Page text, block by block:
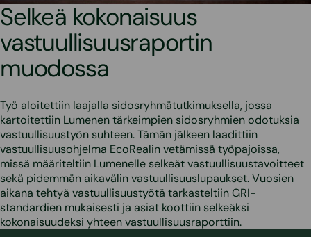
Selkeä kokonaisuus
vastuullisuusraportin
muodossa
Työ aloitettiin laajalla sidosryhmätutkimuksella, jossa
kartoitettiin Lumenen tärkeimpien sidosryhmien odotuksia
vastuullisuustyön suhteen. Tämän jälkeen laadittiin
vastuullisuusohjelma EcoRealin vetämissä työpajoissa,
missä määriteltiin Lumenelle selkeät vastuullisuustavoitteet
sekä pidemmän aikavälin vastuullisuuslupaukset. Vuosien
aikana tehtyä vastuullisuustyötä tarkasteltiin GRI-
standardien mukaisesti ja asiat koottiin selkeäksi
kokonaisuudeksi yhteen vastuullisuusraporttiin.